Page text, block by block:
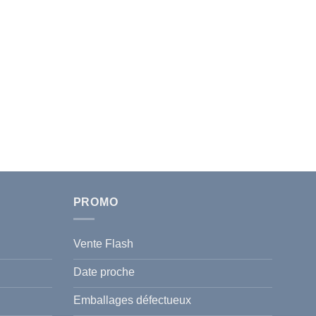
PROMO
Vente Flash
Date proche
Emballages défectueux